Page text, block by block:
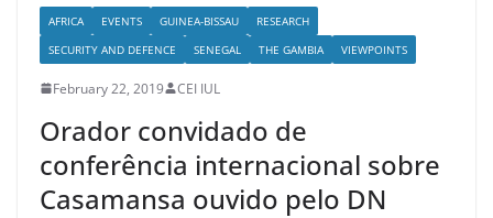
AFRICA EVENTS GUINEA-BISSAU
RESEARCH
SECURITY AND DEFENCE
SENEGAL THE GAMBIA VIEWPOINTS
February 22, 2019 CEI IUL
Orador convidado de
conferência internacional sobre
Casamansa ouvido pelo DN